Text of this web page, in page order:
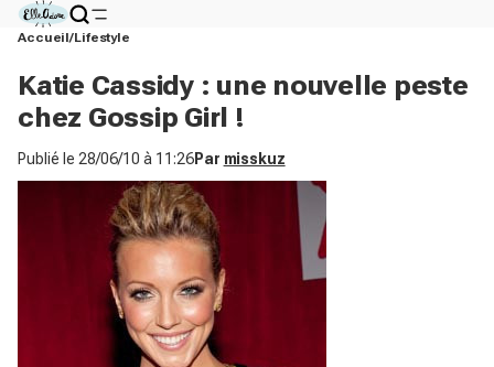
Accueil Lifestyle
Katie Cassidy : une nouvelle peste
chez Gossip Girl !
Publié le 28/06/10 à 11:26Par misskuz